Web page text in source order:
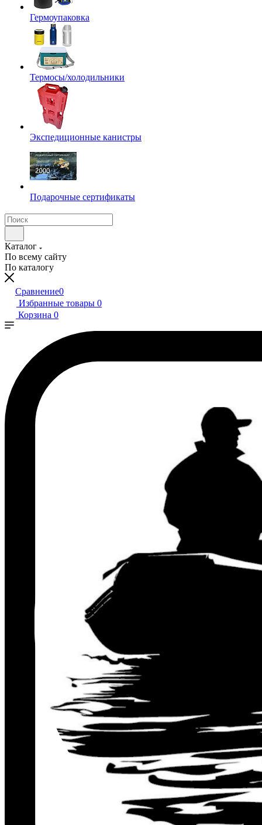
Гермоупаковка
Термосы/холодильники
Экспедиционные канистры
Подарочные сертификаты
Каталог
По всему сайту
По каталогу
Сравнение0
Избранные товары 0
Корзина 0